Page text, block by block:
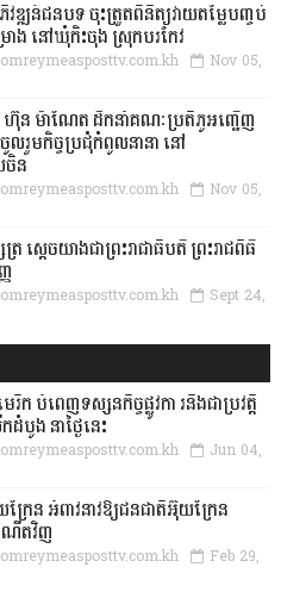
វឌ្ឍន៍ជនបទ ចុះត្រួតពិនិត្យវាយតម្លៃបញ្ចប់
ង នៅឃុំកិះចុង ស្រុកបរកែវ
Nov 05,
ហ៊ុន ម៉ាណែត ដឹកនាំគណៈប្រតិភូអញ្ជើញ
លរួមកិច្ចប្រជុំកំពូលនានា នៅ
ចិន
Nov 05,
ស្តេចយាងជាព្រះរាជាធិបតី ព្រះរាជពិធី
Sept 24,
មេរិក បំពេញទស្សនកិច្ចផ្លូវកា រនិងជាប្រវត្តិ
ដំបូង នាថ្ងៃនេះ
Jun 04,
ក្រែន អំពាវនាវឱ្យជនជាតិអ៊ុយក្រែន
ើតវិញ
Feb 29,